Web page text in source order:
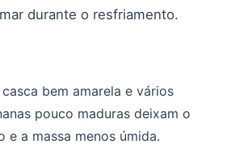
durante o resfriamento.
bem amarela e vários
pouco maduras deixam o
e a massa menos úmida.